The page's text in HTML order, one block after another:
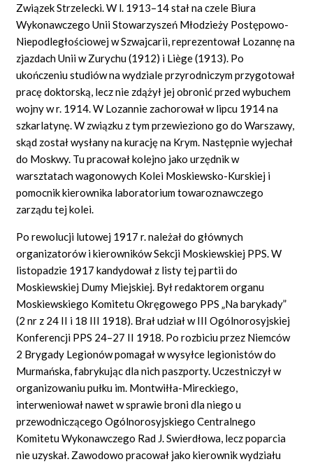
Związek Strzelecki. W l. 1913–14 stał na czele Biura
Wykonawczego Unii Stowarzyszeń Młodzieży Postępowo-
Niepodległościowej w Szwajcarii, reprezentował Lozannę na
zjazdach Unii w Zurychu (1912) i Liège(1913). Po
ukończeniu studiów na wydziale przyrodniczym przygotował
pracę doktorską, lecz nie zdążył jej obronić przed wybuchem
wojny w r. 1914. W Lozannie zachorował w lipcu 1914 na
szkarlatynę. W związku z tym przewieziono go do Warszawy,
skąd został wysłany na kurację na Krym. Następnie wyjechał
do Moskwy. Tu pracował kolejno jako urzędnik w
warsztatach wagonowych Kolei Moskiewsko-Kurskiej i
pomocnik kierownika laboratorium towaroznawczego
zarządu tej kolei.
Po rewolucji lutowej 1917 r. należał do głównych
organizatorów i kierowników Sekcji Moskiewskiej PPS. W
listopadzie 1917 kandydował z listy tej partii do
Moskiewskiej Dumy Miejskiej. Był redaktorem organu
Moskiewskiego Komitetu Okręgowego PPS „Na barykady”
(2 nr z 24 II i 18 III 1918). Brał udział w III Ogólnorosyjskiej
Konferencji PPS 24–27 II 1918. Po rozbiciu przez Niemców
2 Brygady Legionów pomagał w wysyłce legionistów do
Murmańska, fabrykując dla nich paszporty. Uczestniczył w
organizowaniu pułku im. Montwiłła-Mireckiego,
interweniował nawet w sprawie broni dla niego u
przewodniczącego Ogólnorosyjskiego Centralnego
Komitetu Wykonawczego Rad J. Swierdłowa, lecz poparcia
nie uzyskał. Zawodowo pracował jako kierownik wydziału